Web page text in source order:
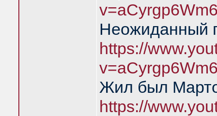
Неожиданный
https://
Жил был
https://